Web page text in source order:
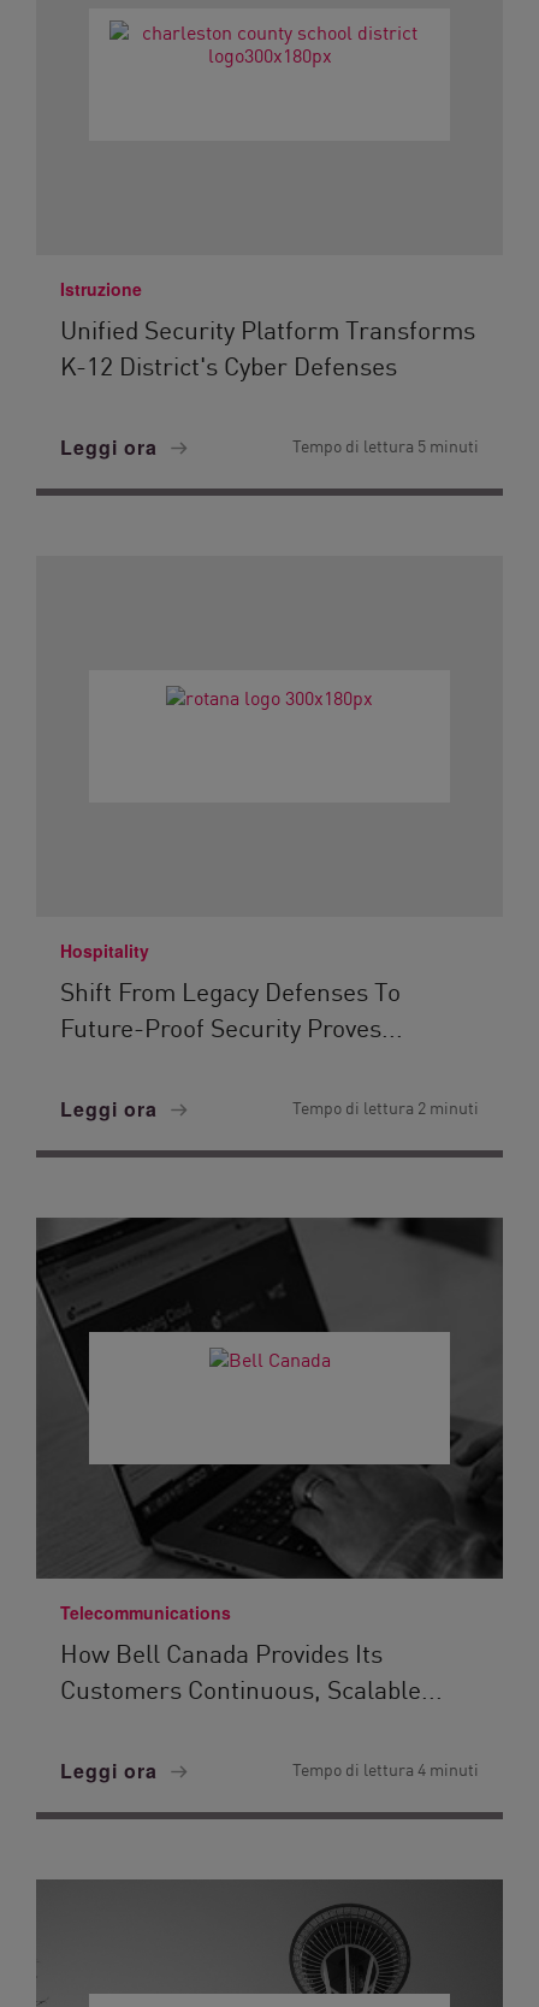
Istruzione
Unified Security Platform Transforms
K-12 District's Cyber Defenses
Leggi ora Tempo di lettura 5 minuti
Hospitality
Shift From Legacy Defenses To
Future-Proof Security Proves...
Leggi ora Tempo di lettura 2 minuti
Telecommunications
How Bell Canada Provides Its
Customers Continuous, Scalable...
Leggi ora Tempo di lettura 4 minuti